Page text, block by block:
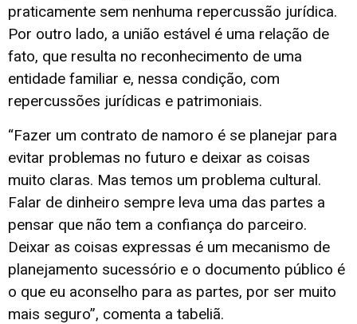
praticamente sem nenhuma repercussão jurídica.
Por outro lado, a união estável é uma relação de
fato, que resulta no reconhecimento de uma
entidade familiar e, nessa condição, com
repercussões jurídicas e patrimoniais.
“Fazer um contrato de namoro é se planejar para
evitar problemas no futuro e deixar as coisas
muito claras. Mas temos um problema cultural.
Falar de dinheiro sempre leva uma das partes a
pensar que não tem a confiança do parceiro.
Deixar as coisas expressas é um mecanismo de
planejamento sucessório e o documento público é
o que eu aconselho para as partes, por ser muito
mais seguro”, comenta a tabeliã.